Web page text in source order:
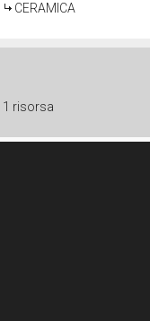
CERAMICA
1 risorsa